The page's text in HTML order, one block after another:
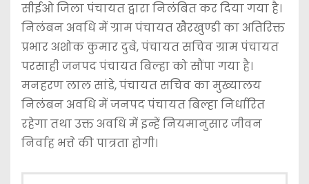
सीईओ जिला पंचायत द्वारा निलंबित कर दिया गया है।
निलंबन अवधि में ग्राम पंचायत खैरखुण्डी का अतिरिक्त
प्रभार अशोक कुमार दुबे, पंचायत सचिव ग्राम पंचायत
परसाही जनपद पंचायत बिल्हा को सौंपा गया है।
मनहरण लाल सांडे, पंचायत सचिव का मुख्यालय
निलंबन अवधि में जनपद पंचायत बिल्हा निर्धारित
रहेगा तथा उक्त अवधि में इन्हें नियमानुसार जीवन
निर्वाह भत्ते की पात्रता होगी।